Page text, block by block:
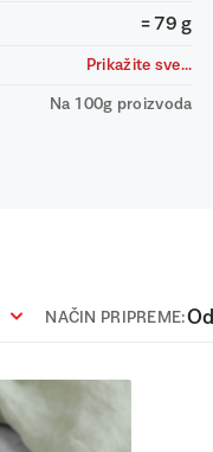
= 79 g
Prikažite sve...
Na 100g proizvoda
NAČIN PRIPREME: